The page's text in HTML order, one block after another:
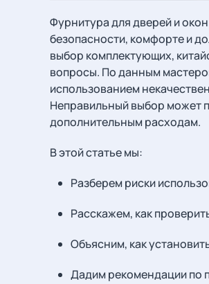
Фурнитура для дверей и
безопасности, комфорте и
выбор комплектующих,
вопросы. По данным
использованием
Неправильный выбор может
дополнительным расходам.
В этой статье мы:
Разберем риски
Расскажем, как
Объясним, как
Дадим рекомендации по